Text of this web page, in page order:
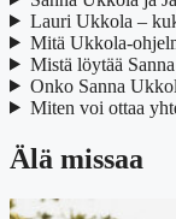
Lauri Ukkola –
Mitä Ukkola-
Mistä löytää
Onko Sanna
Miten voi ottaa
Älä missaa